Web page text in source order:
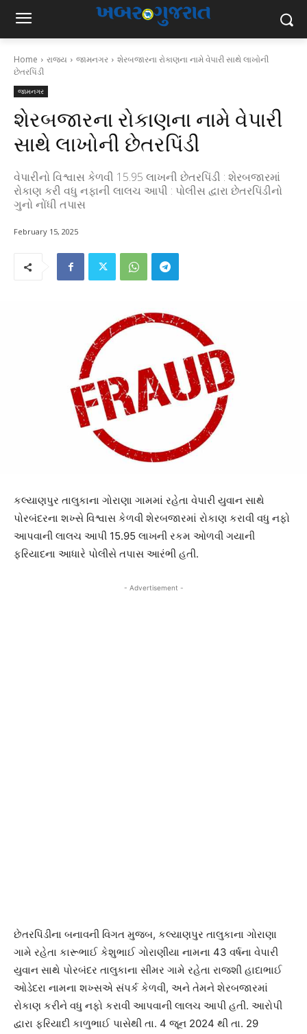
Home રાજ્ય જામનગર
શેરબજારના રોકાણના નામે વેપારી સાથે લાખોની
છેતરપિંડી
જામનગર
શેરબજારના રોકાણના નામે વેપારી
સાથે લાખોની છેતરપિંડી
વેપારીનો વિશ્વાસ કેળવી 15.95 લાખની છેતરપિંડી : શેરબજારમાં
રોકાણ કરી વધુ નફાની લાલચ આપી : પોલીસ દ્વારા છેતરપિંડીનો
ગુનો નોંધી તપાસ
February 15, 2025
કલ્યાણપુર તાલુકાના ગોરાણા ગામમાં રહેતા વેપારી યુવાન સાથે
પોરબંદરના શખ્સે વિશ્વાસ કેળવી શેરબજારમાં રોકાણ કરાવી વધુ નફો
આપવાની લાલચ આપી 15.95 લાખની રકમ ઓળવી ગયાની
ફરિયાદના આધારે પોલીસે તપાસ આરંભી હતી.
- Advertisement -
છેતરપિંડીના બનાવની વિગત મુજબ, કલ્યાણપુર તાલુકાના ગોરાણા
ગામે રહેતા કારૂભાઈ કેશુભાઈ ગોરાણીયા નામના 43 વર્ષના વેપારી
યુવાન સાથે પોરબંદર તાલુકાના સીમર ગામે રહેતા રાજશી હાદાભાઈ
ઓડેદરા નામના શખ્સએ સંપર્ક કેળવી, અને તેમને શેરબજારમાં
રોકાણ કરીને વધુ નફો કરાવી આપવાની લાલચ આપી હતી. આરોપી
દ્વારા ફરિયાદી કાળુભાઈ પાસેથી તા. 4 જૂન 2024 થી તા. 29